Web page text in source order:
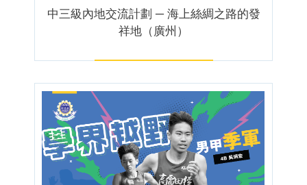
中三級內地交流計劃 ─ 海上絲綢之路的發
祥地（廣州）